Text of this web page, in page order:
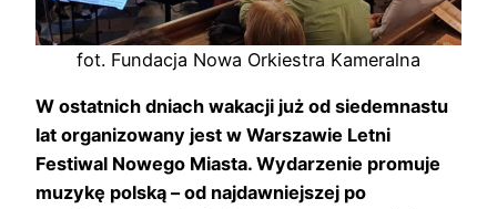
fot. Fundacja Nowa Orkiestra Kameralna
W ostatnich dniach wakacji już od siedemnastu
lat organizowany jest w Warszawie Letni
Festiwal Nowego Miasta. Wydarzenie promuje
muzykę polską – od najdawniejszej po